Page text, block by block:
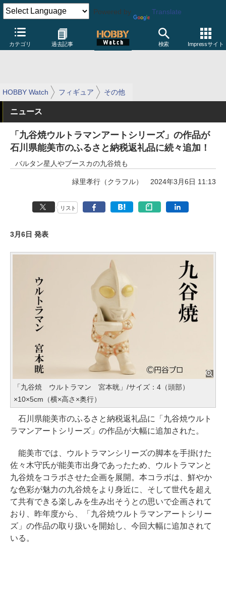
Powered by Translate
カテゴリ 過去記事 検索 Impressサイト
HOBBY Watch フィギュア その他
ニュース
「九谷焼ウルトラマンアートシリーズ」の作品が
石川県能美市のふるさと納税返礼品に続々追加！
バルタン星人やブースカの九谷焼も
緑里孝行（クラフル） 2024年3月6日 11:13
リスト
3月6日 発表
「九谷焼 ウルトラマン 宮本晄」/サイズ：4（頭部）
×10×5cm（横×高さ×奥行）
石川県能美市のふるさと納税返礼品に「九谷焼ウルト
ラマンアートシリーズ」の作品が大幅に追加された。
能美市では、ウルトラマンシリーズの脚本を手掛けた
佐々木守氏が能美市出身であったため、ウルトラマンと
九谷焼をコラボさせた企画を展開。本コラボは、鮮やか
な色彩が魅力の九谷焼をより身近に、そして世代を超え
て共有できる楽しみを生み出そうとの思いで企画されて
おり、昨年度から、「九谷焼ウルトラマンアートシリー
ズ」の作品の取り扱いを開始し、今回大幅に追加されて
いる。